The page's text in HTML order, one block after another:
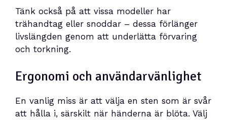
Tänk också på att vissa modeller har
trähandtag eller snoddar – dessa förlänger
livslängden genom att underlätta förvaring
och torkning.
Ergonomi och användarvänlighet
En vanlig miss är att välja en sten som är svår
att hålla i, särskilt när händerna är blöta. Välj